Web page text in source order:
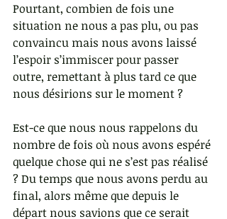
Pourtant, combien de fois une
situation ne nous a pas plu, ou pas
convaincu mais nous avons laissé
l’espoir s’immiscer pour passer
outre, remettant à plus tard ce que
nous désirions sur le moment ?
Est-ce que nous nous rappelons du
nombre de fois où nous avons espéré
quelque chose qui ne s’est pas réalisé
? Du temps que nous avons perdu au
final, alors même que depuis le
départ nous savions que ce serait